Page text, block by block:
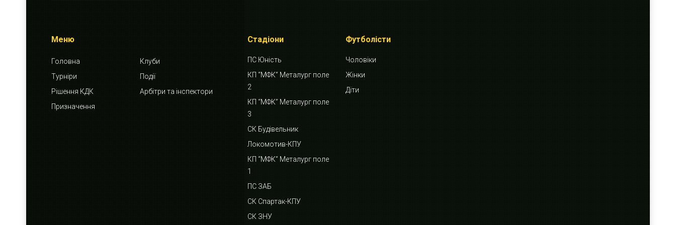
Меню
Головна
Клуби
Турніри
Події
Рішення КДК
Арбітри та інспектори
Призначення
Стадіони
ПС Юність
КП “МФК” Металург поле
2
КП “МФК” Металург поле
3
СК Будівельник
Локомотив-КПУ
КП “МФК” Металург поле
1
ПС ЗАБ
СК Спартак-КПУ
СК ЗНУ
Футболісти
Чоловіки
Жінки
Діти